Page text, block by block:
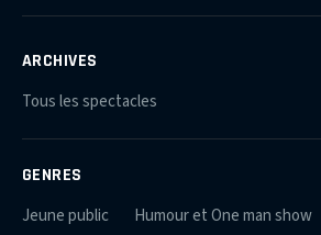
ARCHIVES
Tous les spectacles
GENRES
Jeune public
Humour et One man show